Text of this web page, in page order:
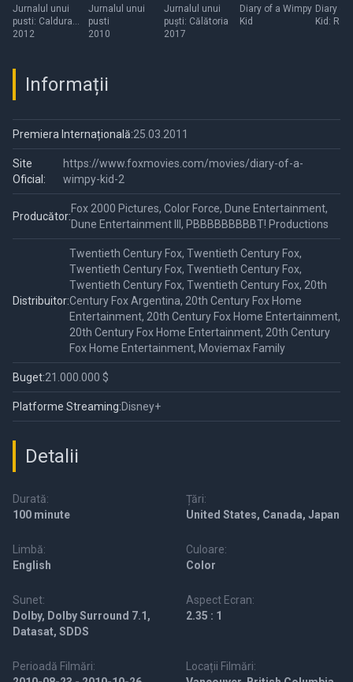
Dog Days
Jurnalul unui
pusti: Caldura
mare
2012
Jurnalul unui
pusti
2010
The Long Haul
Jurnalul unui
puşti: Călătoria
2017
Diary of a Wimpy
Kid
Diary of
Kid:
Informații
Premiera Internațională:25.03.2011
Site
Oficial:
https://www.foxmovies.com/movies/diary-of-a-
wimpy-kid-2
Producător:
Fox 2000 Pictures, Color Force, Dune Entertainment,
Dune Entertainment III, PBBBBBBBBBT! Productions
Distribuitor:
Twentieth Century Fox, Twentieth Century Fox,
Twentieth Century Fox, Twentieth Century Fox,
Twentieth Century Fox, Twentieth Century Fox, 20th
Century Fox Argentina, 20th Century Fox Home
Entertainment, 20th Century Fox Home Entertainment,
20th Century Fox Home Entertainment, 20th Century
Fox Home Entertainment, Moviemax Family
Buget:21.000.000 $
Platforme Streaming:Disney+
Detalii
Durată:
100 minute
Țări:
United States, Canada, Japan
Limbă:
English
Culoare:
Color
Sunet:
Dolby, Dolby Surround 7.1,
Datasat, SDDS
Aspect Ecran:
2.35 : 1
Perioadă Filmări:
Locații Filmări: